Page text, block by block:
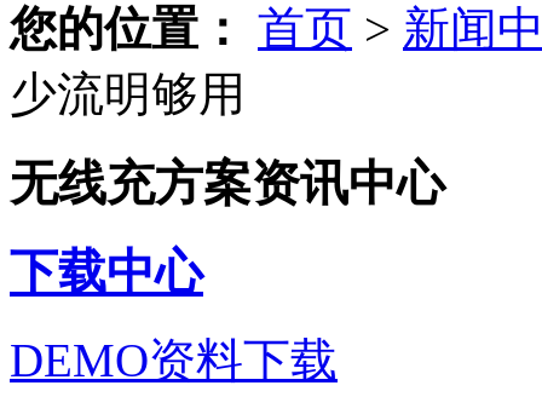
您的位置： 首页 > 新闻
少流明够用
无线充方案资讯中心
下载中心
DEMO资料下载